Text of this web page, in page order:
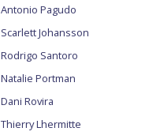
Antonio Pagudo
Scarlett Johansson
Rodrigo Santoro
Natalie Portman
Dani Rovira
Thierry Lhermitte